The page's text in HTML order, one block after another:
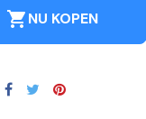
shopping_cartNU KOPEN